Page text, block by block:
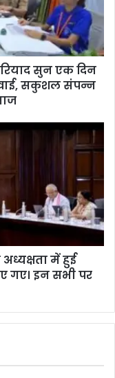
सुन एक दिन
सकुशल संपन्न
में हुई
गए। इन सभी पर